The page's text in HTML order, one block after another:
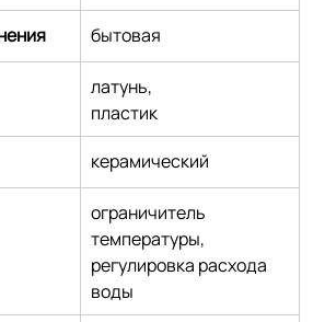
бытовая
латунь,
пластик
керамический
ограничитель
температуры,
регулировка расхода
воды